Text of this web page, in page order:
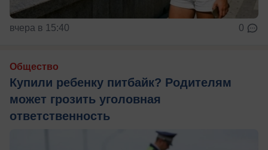
вчера в 15:40 0
Общество
Купили ребенку питбайк? Родителям
может грозить уголовная
ответственность